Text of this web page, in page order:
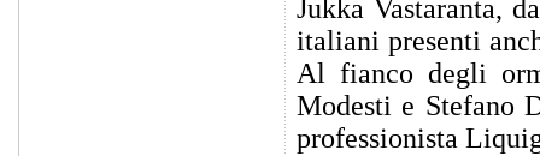
Jukka Vastaranta,
italiani presenti
Al fianco degli
Modesti e Stefano
professionista